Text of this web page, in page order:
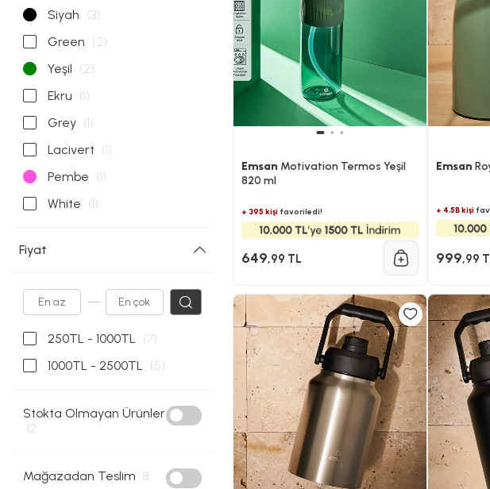
Siyah (3)
Green (2)
Yeşil (2)
Ekru (1)
Grey (1)
Lacivert (1)
Pembe (1)
White (1)
Fiyat
---
250TL - 1000TL (7)
1000TL - 2500TL (5)
Stokta Olmayan Ürünler
12
Mağazadan Teslim 8
Emsan Motivation Termos Yeşil
820 ml
+ 395 kişifavoriledi!
649,99 TL
Emsan
+ 4.5B kişi
999,99